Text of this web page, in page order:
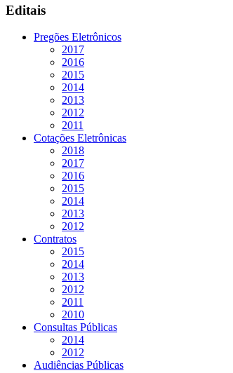
Editais
Pregões Eletrônicos
2017
2016
2015
2014
2013
2012
2011
Cotações Eletrônicas
2018
2017
2016
2015
2014
2013
2012
Contratos
2015
2014
2013
2012
2011
2010
Consultas Públicas
2014
2012
Audiências Públicas